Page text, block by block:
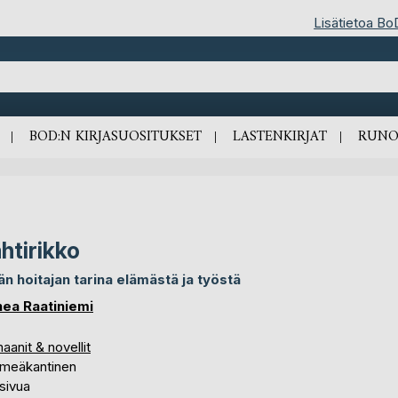
Lisätietoa
BOD:N KIRJASUOSITUKSET LASTENKIRJAT
hoitajan tarina elämästä ja työstä
Raatiniemi
& novellit